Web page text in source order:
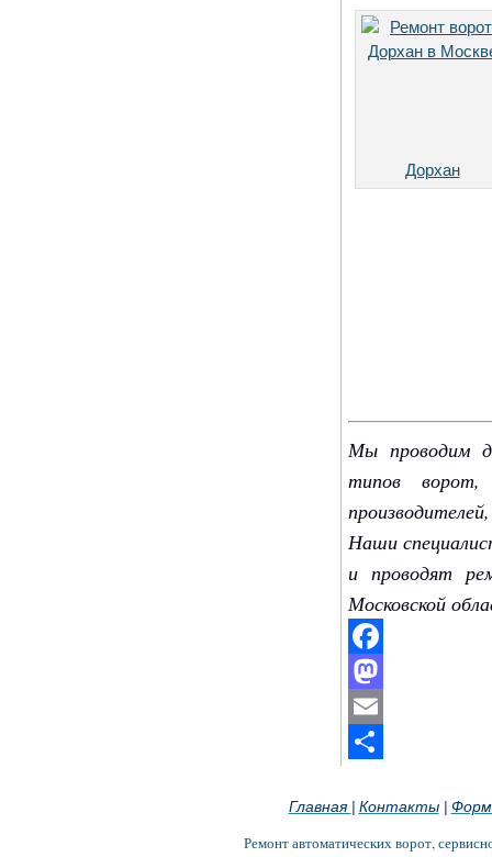
Дорхан
Мы проводим
типов ворот,
Наши
и проводят
Московской
Facebook
Mastodon
Email
Главная Контакты|
Ремонт автоматических ворот,